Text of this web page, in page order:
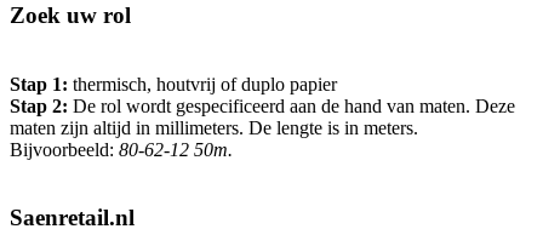
Zoek uw rol
Stap 1: thermisch, houtvrij of duplo papier
Stap 2: De rol wordt gespecificeerd aan de hand van maten. Deze
maten zijn altijd in millimeters. De lengte is in meters.
Bijvoorbeeld: 80-62-12 50m.
Saenretail.nl